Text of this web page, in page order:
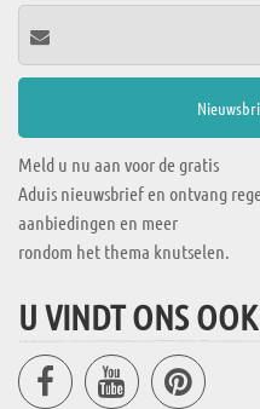
Meld u nu aan voor de gratis
Aduis nieuwsbrief en ontvang
aanbiedingen en meer
rondom het thema knutselen.
U VINDT ONS